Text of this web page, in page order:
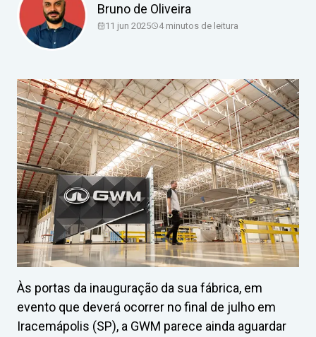
Bruno de Oliveira
11 jun 2025 4minutos de leitura
Às portas da inauguração da sua fábrica, em
evento que deverá ocorrer no final de julho em
Iracemápolis (SP), a GWM parece ainda aguardar